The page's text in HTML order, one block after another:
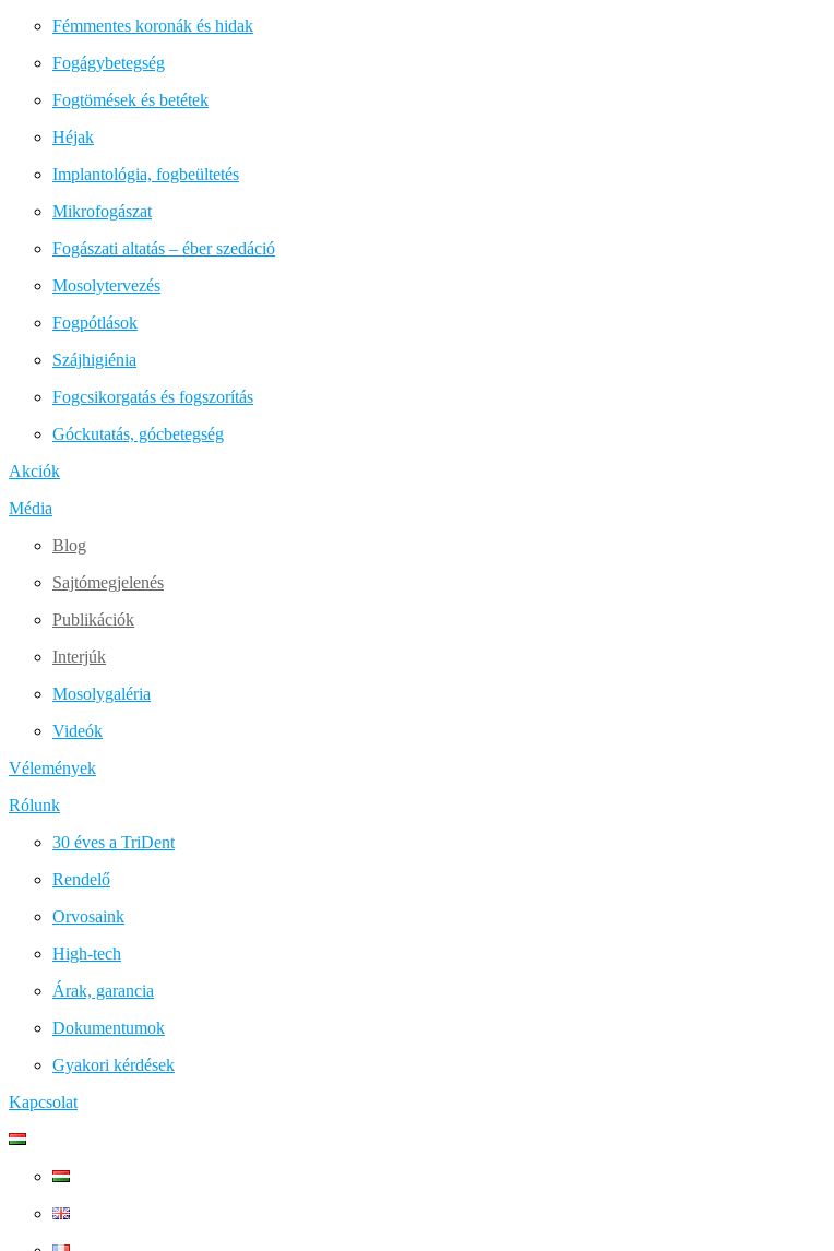
Fémmentes koronák és hidak
Fogágybetegség
Fogtömések és betétek
Héjak
Implantológia, fogbeültetés
Mikrofogászat
Fogászati altatás – éber szedáció
Mosolytervezés
Fogpótlások
Szájhigiénia
Fogcsikorgatás és fogszorítás
Góckutatás, gócbetegség
Akciók
Média
Blog
Sajtómegjelenés
Publikációk
Interjúk
Mosolygaléria
Videók
Vélemények
Rólunk
30 éves a TriDent
Rendelő
Orvosaink
High-tech
Árak, garancia
Dokumentumok
Gyakori kérdések
Kapcsolat